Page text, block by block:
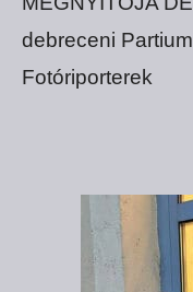
debreceni
Fotóriporterek